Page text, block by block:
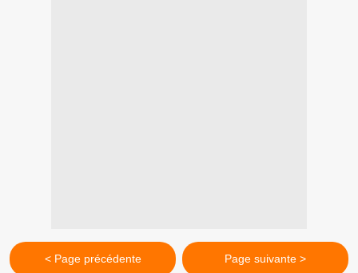
< Page précédente Page suivante >